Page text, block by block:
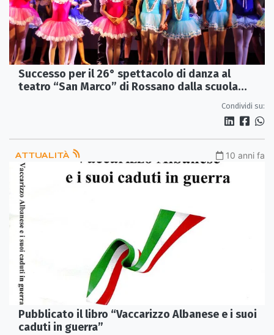
Successo per il 26° spettacolo di danza al
teatro “San Marco” di Rossano dalla scuola
Condividi su:
ATTUALITÀ 10 anni fa
Pubblicato il libro “Vaccarizzo Albanese e i suoi
caduti in guerra”